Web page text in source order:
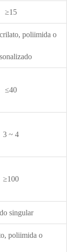
≥15
poliimida o
≤40
3 ~ 4
≥100
singular
poliimida o